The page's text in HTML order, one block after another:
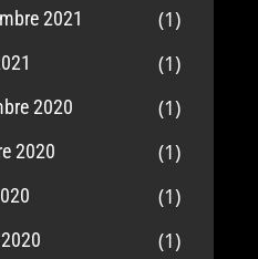
2021 (1)
(1)
2020 (1)
2020 (1)
(1)
(1)